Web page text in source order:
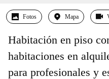
Fotos Mapa
Habitación en piso
habitaciones en
para profesionales y